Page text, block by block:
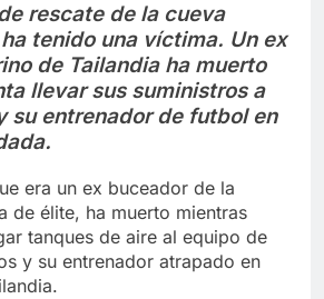
rescate de la cueva
tenido una víctima. Un ex
de Tailandia ha muerto
llevar sus suministros a
su entrenador de futbol en
era un ex buceador de la
de élite, ha muerto mientras
tanques de aire al equipo de
y su entrenador atrapado en